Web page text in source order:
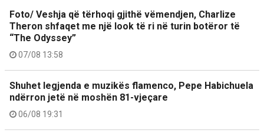
Foto/ Veshja që tërhoqi gjithë vëmendjen, Charlize
Theron shfaqet me një look të ri në turin botëror të
“The Odyssey”
07/08 13:58
Shuhet legjenda e muzikës flamenco, Pepe Habichuela
ndërron jetë në moshën 81-vjeçare
06/08 19:31